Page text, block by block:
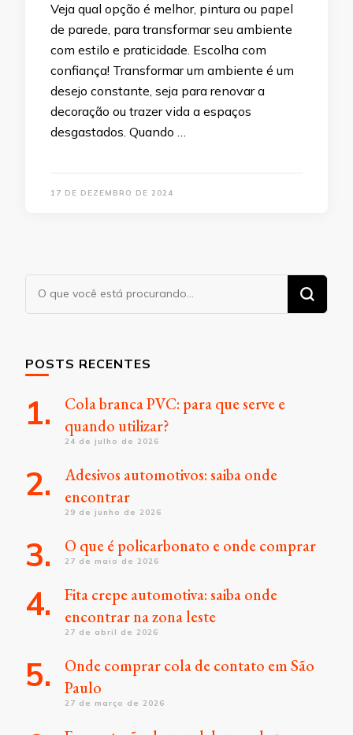
Veja qual opção é melhor, pintura ou papel
de parede, para transformar seu ambiente
com estilo e praticidade. Escolha com
confiança! Transformar um ambiente é um
desejo constante, seja para renovar a
decoração ou trazer vida a espaços
desgastados. Quando …
17 DE DEZEMBRO DE 2024
Procurando
POSTS RECENTES
Cola branca PVC: para que serve e
quando utilizar?
24 de julho de 2026
Adesivos automotivos: saiba onde
encontrar
29 de junho de 2026
O que é policarbonato e onde comprar
27 de maio de 2026
Fita crepe automotiva: saiba onde
encontrar na zona leste
27 de abril de 2026
Onde comprar cola de contato em São
Paulo
27 de março de 2026